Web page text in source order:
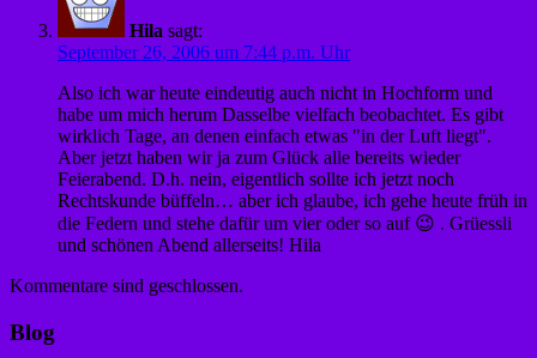
Hila sagt:
September 26, 2006 um 7:44 p.m. Uhr
Also ich war heute eindeutig auch nicht in Hochform und
habe um mich herum Dasselbe vielfach beobachtet. Es gibt
wirklich Tage, an denen einfach etwas "in der Luft liegt".
Aber jetzt haben wir ja zum Glück alle bereits wieder
Feierabend. D.h. nein, eigentlich sollte ich jetzt noch
Rechtskunde büffeln… aber ich glaube, ich gehe heute früh in
die Federn und stehe dafür um vier oder so auf 😉 . Grüessli
und schönen Abend allerseits! Hila
Kommentare sind geschlossen.
Blog